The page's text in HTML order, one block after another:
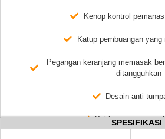
Kenop kontrol
Katup pembuangan yang
Pegangan keranjang memasak
ditangguhkan
Desain anti
Kaki penyangga
SPESIFIKASI